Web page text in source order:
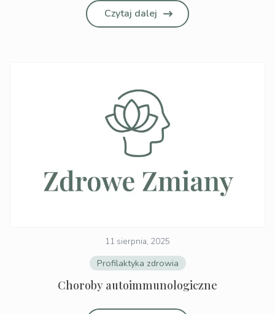
Czytaj dalej
11 sierpnia, 2025
Profilaktyka zdrowia
Choroby autoimmunologiczne